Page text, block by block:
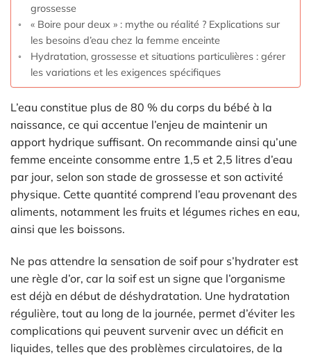
grossesse
« Boire pour deux » : mythe ou réalité ? Explications sur
les besoins d’eau chez la femme enceinte
Hydratation, grossesse et situations particulières : gérer
les variations et les exigences spécifiques
L’eau constitue plus de 80 % du corps du bébé à la
naissance, ce qui accentue l’enjeu de maintenir un
apport hydrique suffisant. On recommande ainsi qu’une
femme enceinte consomme entre 1,5 et 2,5 litres d’eau
par jour, selon son stade de grossesse et son activité
physique. Cette quantité comprend l’eau provenant des
aliments, notamment les fruits et légumes riches en eau,
ainsi que les boissons.
Ne pas attendre la sensation de soif pour s’hydrater est
une règle d’or, car la soif est un signe que l’organisme
est déjà en début de déshydratation. Une hydratation
régulière, tout au long de la journée, permet d’éviter les
complications qui peuvent survenir avec un déficit en
liquides, telles que des problèmes circulatoires, de la